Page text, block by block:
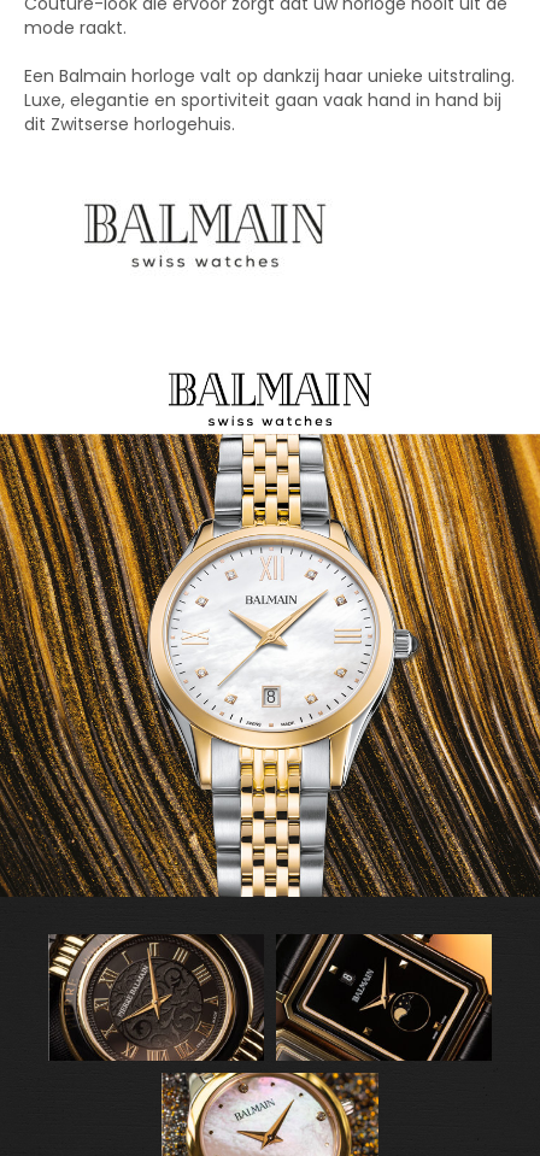
mode raakt.
Een Balmain horloge valt op dankzij haar unieke uitstraling.
Luxe, elegantie en sportiviteit gaan vaak hand in hand bij
dit Zwitserse horlogehuis.